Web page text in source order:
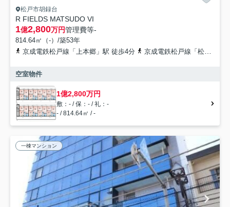
松戸市胡録台
R FIELDS MATSUDO VI
1億2,800万円管理費等-
814.64㎡（-）/築53年
京成電鉄松戸線「上本郷」駅 徒歩4分
京成電鉄松戸線「松戸新田」駅 徒歩12分
空室物件
1億2,800万円
敷：- / 保：- / 礼：-
- / 814.64㎡ / -
一棟マンション